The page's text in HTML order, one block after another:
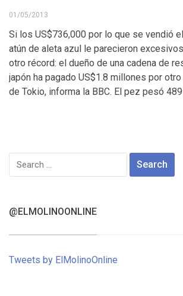
01/05/2013
Si los US$736,000 por lo que se vendió
atún de aleta azul le parecieron
otro récord: el dueño de una cadena de
japón ha pagado US$1.8 millones por
de Tokio, informa la BBC. El pez pesó
Search
for:
@ELMOLINOONLINE
Tweets by ElMolinoOnline